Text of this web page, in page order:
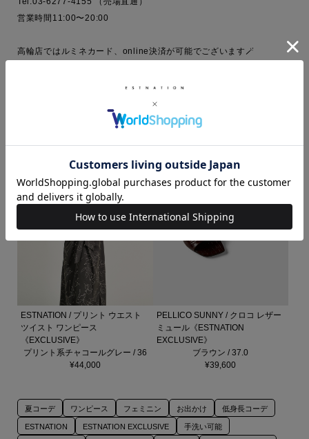
営業時間11:00〜20:00
高輪店ではルミネカード、online決済が可能でございます🪄
COORDINATE ITEMS
ESTNATION / プリント ウエスト
ツイスト ワンピース
《EXCLUSIVE》
プリント系チャコールグレー / 36
¥44,000
PELLICO SUNNY / クロコ レザー
ミュール《ESTNATION
EXCLUSIVE》
ブラウン / 37.0
¥39,600
夏コーデ ワンピース フェミニン お出かけ 低身長コーデ
ESTNATION ESTNATION EXCLUSIVE 手洗い可能